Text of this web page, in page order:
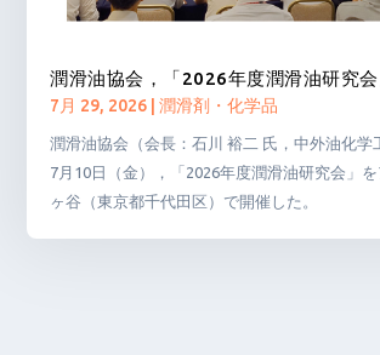
潤滑油協会，「2026年度潤滑油研究
7月 29, 2026 |潤滑剤・化学品
潤滑油協会（会長：石川 裕二 氏，中外油化学
7月10日（金），「2026年度潤滑油研究会」
ヶ谷（東京都千代田区）で開催した。